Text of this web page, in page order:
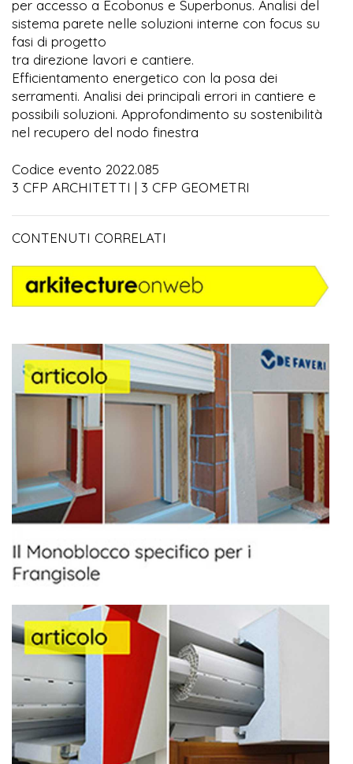
per accesso a Ecobonus e Superbonus. Analisi del
sistema parete nelle soluzioni interne con focus su
fasi di progetto
tra direzione lavori e cantiere.
Efficientamento energetico con la posa dei
serramenti. Analisi dei principali errori in cantiere e
possibili soluzioni. Approfondimento su sostenibilità
nel recupero del nodo finestra
Codice evento 2022.085
3 CFP ARCHITETTI | 3 CFP GEOMETRI
CONTENUTI CORRELATI